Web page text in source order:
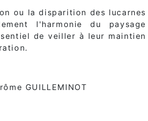
ou la disparition des lucarnes
l'harmonie du paysage
de veiller à leur maintien
GUILLEMINOT